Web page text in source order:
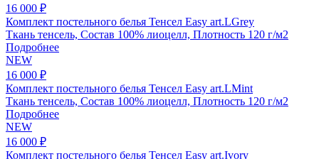
16 000 ₽
Комплект постельного белья Тенсел Easy art.LGrey
Ткань тенсель, Состав 100% лиоцелл, Плотность 120 г/м2
Подробнее
NEW
16 000 ₽
Комплект постельного белья Тенсел Easy art.LMint
Ткань тенсель, Состав 100% лиоцелл, Плотность 120 г/м2
Подробнее
NEW
16 000 ₽
Комплект постельного белья Тенсел Easy art.Ivory